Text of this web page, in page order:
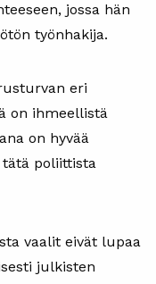
jossa hän
työnhakija.
eri
on ihmeellistä
on hyvää
tätä poliittista
vaalit eivät lupaa
julkisten